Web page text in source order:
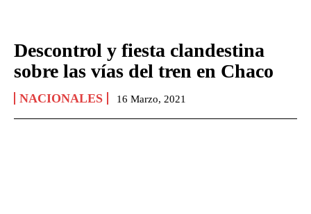
Descontrol y fiesta clandestina
sobre las vías del tren en Chaco
NACIONALES 16 Marzo, 2021